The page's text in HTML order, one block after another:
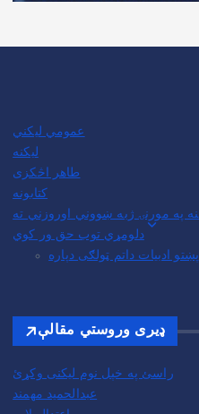
عمومي لیکني
لیکنه
طاهر اڅکزی
کتابونه
په مورنۍ ژبه ښووني اوروزني ته
دلومړي توب حق ور کوي
ادبیات داتم ټولګی دپاره
ډیری وروستي مقالې
راسئ په خپل نوم لیکنی وکړئ
عبدالحمید مهمند